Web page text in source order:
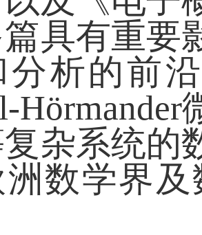
具有重要
分析的前
杂系统的
数学界